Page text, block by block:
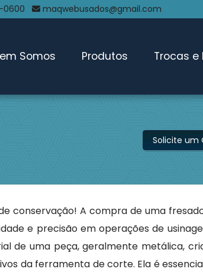
0600 maqwebusados@gmail.com
Somos Produtos Trocas e
Solicite um
conservação! A compra de uma
e precisão em operações de
de uma peça, geralmente metálica,
da ferramenta de corte. Ela é